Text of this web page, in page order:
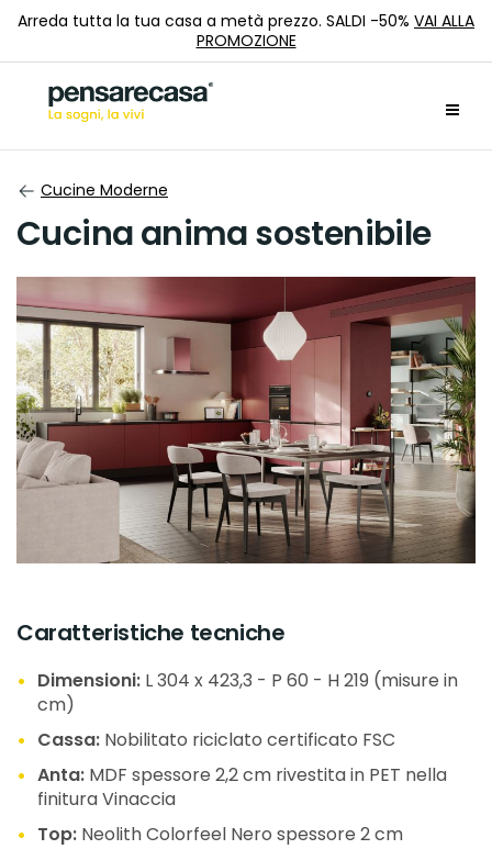
Arreda tutta la tua casa a metà prezzo. SALDI -50% VAI ALLA
PROMOZIONE
Cucine Moderne
Cucina anima sostenibile
Caratteristiche tecniche
Dimensioni: L 304 x 423,3 - P 60 - H 219 (misure in
cm)
Cassa: Nobilitato riciclato certificato FSC
Anta: MDF spessore 2,2 cm rivestita in PET nella
finitura Vinaccia
Top: Neolith Colorfeel Nero spessore 2 cm